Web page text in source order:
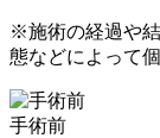
※施術の経過や
態などによって
手術前